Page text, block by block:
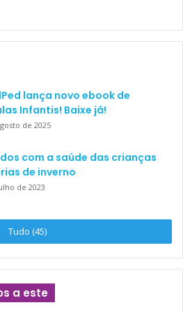
1, 2, 3 e 4
lança novo ebook de
Infantis! Baixe já!
de 2025
com a saúde das crianças
de inverno
de 2023
Tudo (45)
a este